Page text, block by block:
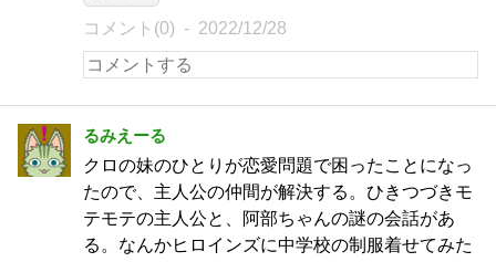
コメント(0) 2022/12/28
るみえーる
クロの妹のひとりが恋愛問題で困ったことになっ
たので、主人公の仲間が解決する。ひきつづきモ
テモテの主人公と、阿部ちゃんの謎の会話があ
る。なんかヒロインズに中学校の制服着せてみた